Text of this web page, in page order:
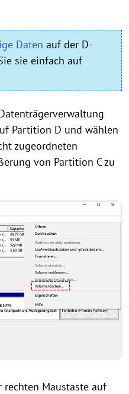
Daten auf der D-
sie einfach auf
Partition D und wählen
zugeordneten
von Partition C zu
Maustaste auf